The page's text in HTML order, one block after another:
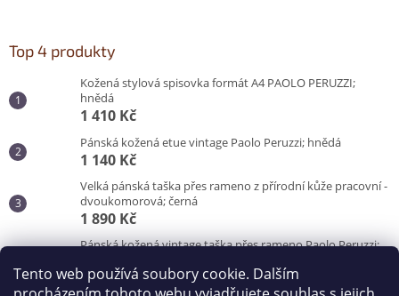
Tento web používá soubory cookie. Dalším
Top 4 produkty
Kožená stylová spisovka formát A4 PAOLO PERUZZI;
hnědá
1 410 Kč
Pánská kožená etue vintage Paolo Peruzzi; hnědá
1 140 Kč
Velká pánská taška přes rameno z přírodní kůže pracovní -
dvoukomorová; černá
1 890 Kč
Pánská kožená vintage taška přes rameno Paolo Peruzzi;
3 100 Kč